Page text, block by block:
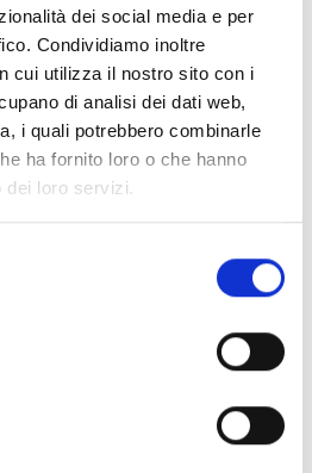
dei social media e per
Condividiamo inoltre
cui utilizza il nostro sito con i
di analisi dei dati web,
i quali potrebbero combinarle
ha fornito loro o che hanno
dei loro servizi.
Breitling
Chronomat